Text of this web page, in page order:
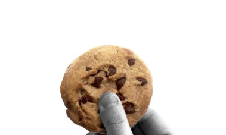
SITRA SOSIAALISESSA MEDIASSA